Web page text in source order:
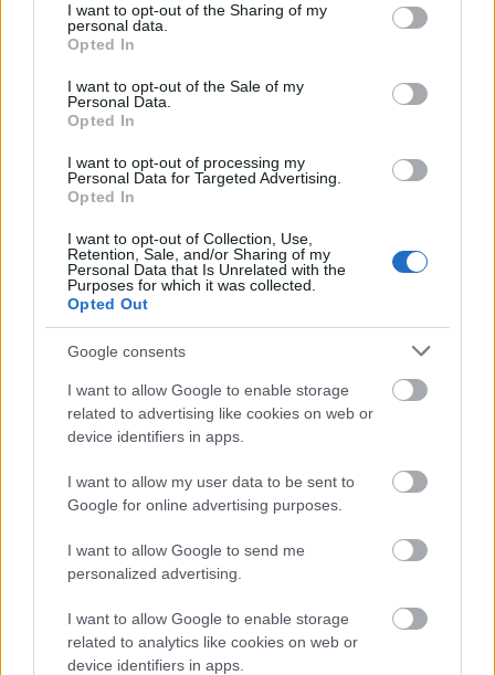
not limited to your visit or usage behaviour. You may click to
grant or deny consent to Google and its third-party tags to
use your data for below specified purposes in below Google
consent section.
I want to opt-out of the Sharing of my
personal data.
Opted In
I want to opt-out of the Sale of my
Personal Data.
Opted In
I want to opt-out of processing my
Personal Data for Targeted Advertising.
Opted In
I want to opt-out of Collection, Use,
Retention, Sale, and/or Sharing of my
Personal Data that Is Unrelated with the
Purposes for which it was collected.
Opted Out
Google consents
I want to allow Google to enable storage
related to advertising like cookies on web or
device identifiers in apps.
I want to allow my user data to be sent to
Google for online advertising purposes.
I want to allow Google to send me
personalized advertising.
I want to allow Google to enable storage
related to analytics like cookies on web or
device identifiers in apps.
Ο αριθμός των ατόμων που λαμβάνουν επιδόματα
βοήθειας, αυξήθηκε κατά 24.000 σε εποχικά
προσαρμοσμένο αριθμό 1,81 εκατομμυρίων κατά
την εβδομάδα που έληξε στις 6 Ιουνίου, σύμφωνα
με τα επίσημα στοιχεία.
Ακολουθήστε τοinsider.gr στο Google News
και μάθετε
πρώτοι όλες τιςειδήσειςαπό την Ελλάδα και τον κόσμο.